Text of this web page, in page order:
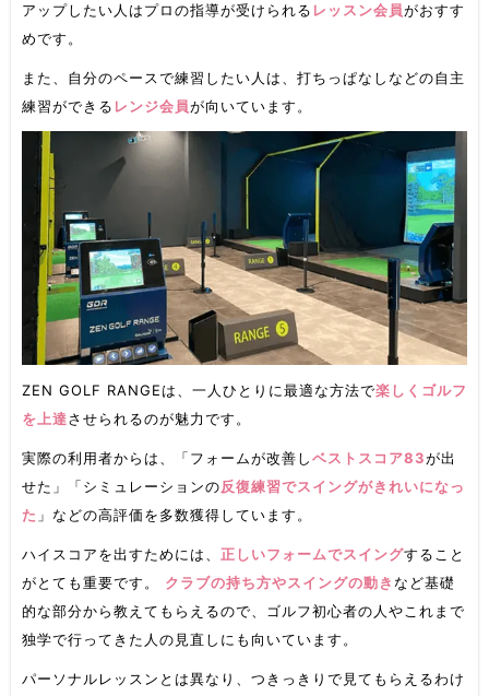
アップしたい人はプロの指導が受けられる レッスン会員がおすす
めです。
また、自分のペースで練習したい人は、打ちっぱなしなどの自主
練習ができる レンジ会員が向いています。
ZEN GOLF RANGEは、一人ひとりに最適な方法で楽しくゴルフ
を上達させられるのが魅力です。
実際の利用者からは、「フォームが改善しベストスコア83が出
せた」「シミュレーションの反復練習でスイングがきれいになっ
た 」などの高評価を多数獲得しています。
ハイスコアを出すためには、 正しいフォームでスイングすること
がとても重要です。 クラブの持ち方やスイングの動きなど基礎
的な部分から教えてもらえるので、ゴルフ初心者の人やこれまで
独学で行ってきた人の見直しにも向いています。
パーソナルレッスンとは異なり、つきっきりで見てもらえるわけ